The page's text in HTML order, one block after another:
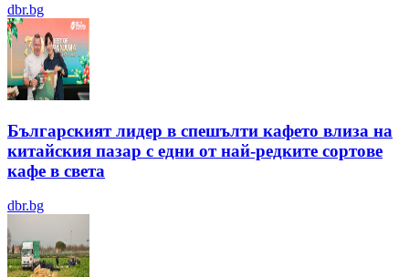
dbr.bg
Българският лидер в спешълти кафето влиза на
китайския пазар с едни от най-редките сортове
кафе в света
dbr.bg